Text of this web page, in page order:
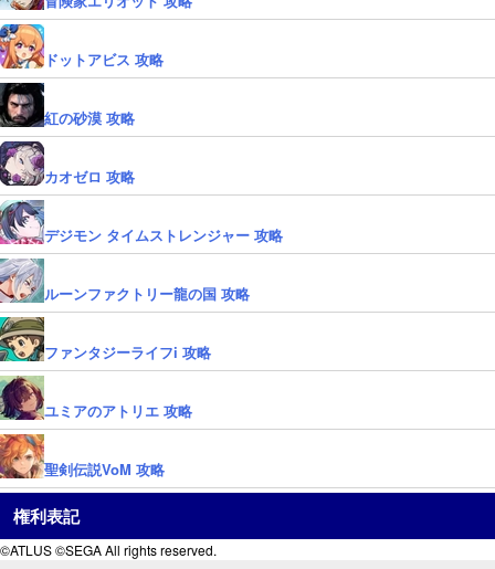
ドットアビス 攻略
紅の砂漠 攻略
カオゼロ 攻略
デジモン タイムストレンジャー 攻略
ルーンファクトリー龍の国 攻略
ファンタジーライフi 攻略
ユミアのアトリエ 攻略
聖剣伝説VoM 攻略
権利表記
©ATLUS ©SEGA All rights reserved.